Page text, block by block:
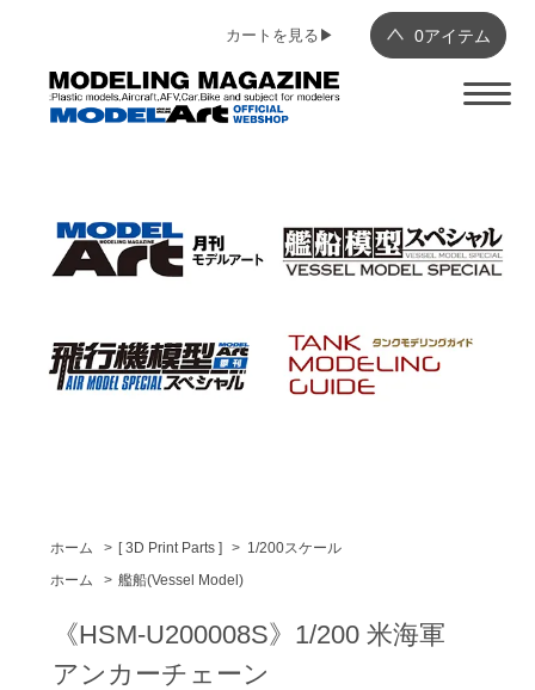
0アイテム
カートを見る▶︎
ホーム > [ 3D Print Parts ] > 1/200スケール
ホーム
> 艦船(Vessel Model)
《HSM-U200008S》1/200 米海軍
アンカーチェーン